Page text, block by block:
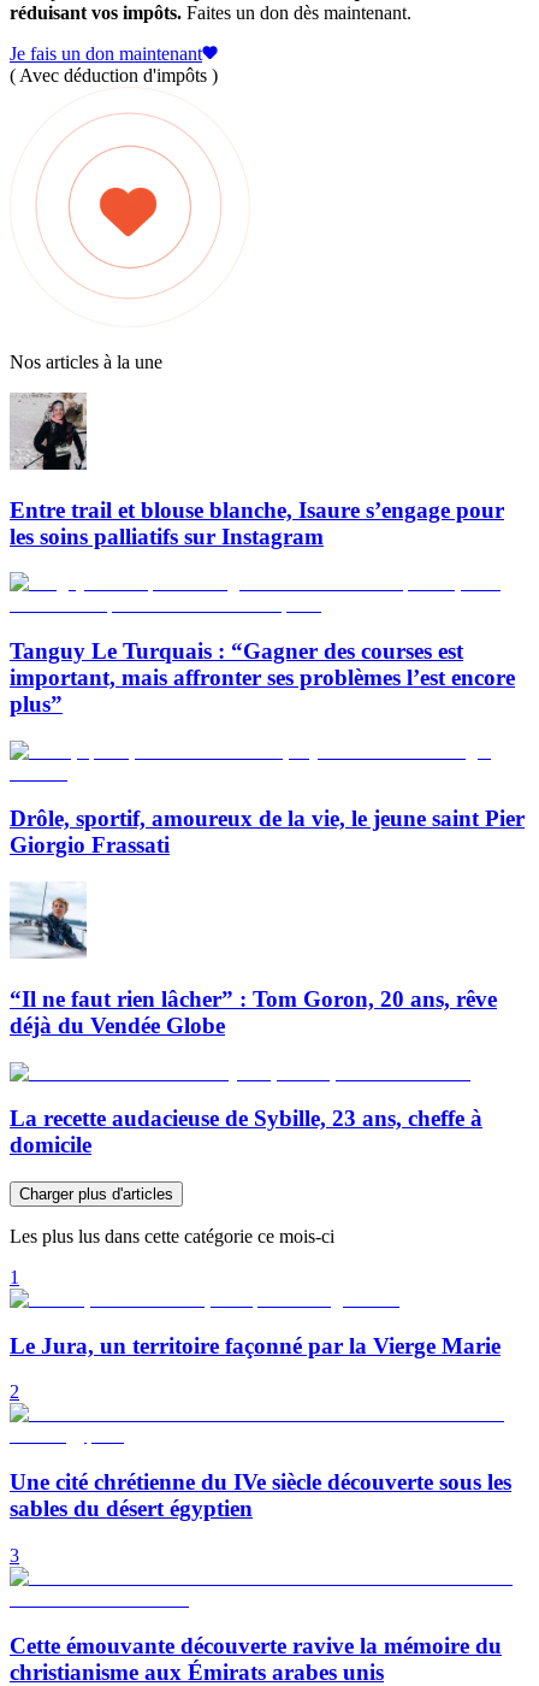
réduisant vos impôts. Faites un don dès maintenant.
Je fais un don maintenant
( Avec déduction d'impôts )
Nos articles à la une
Entre trail et blouse blanche, Isaure s’engage pour
les soins palliatifs sur Instagram
Tanguy Le Turquais : “Gagner des courses est
important, mais affronter ses problèmes l’est encore
plus”
Drôle, sportif, amoureux de la vie, le jeune saint Pier
Giorgio Frassati
“Il ne faut rien lâcher” : Tom Goron, 20 ans, rêve
déjà du Vendée Globe
La recette audacieuse de Sybille, 23 ans, cheffe à
domicile
Charger plus d'articles
Les plus lus dans cette catégorie ce mois-ci
1
Le Jura, un territoire façonné par la Vierge Marie
2
Une cité chrétienne du IVe siècle découverte sous les
sables du désert égyptien
3
Cette émouvante découverte ravive la mémoire du
christianisme aux Émirats arabes unis